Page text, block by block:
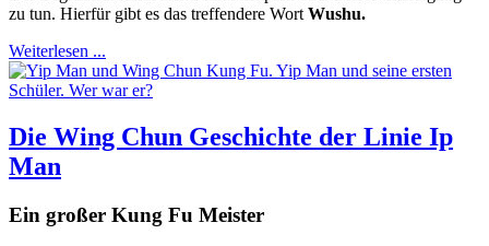
zu tun. Hierfür gibt es das treffendere Wort Wushu.
Weiterlesen ...
Die Wing Chun Geschichte der Linie Ip
Man
Ein großer Kung Fu Meister